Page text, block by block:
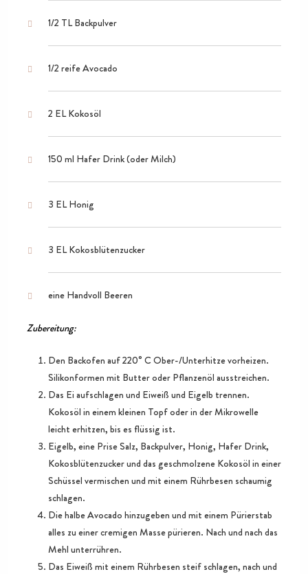
1/2 TL Backpulver
1/2 reife Avocado
2 EL Kokosöl
150 ml Hafer Drink (oder Milch)
3 EL Honig
3 EL Kokosblütenzucker
eine Handvoll Beeren
Zubereitung:
Den Backofen auf 220° C Ober-/Unterhitze vorheizen.
Silikonformen mit Butter oder Pflanzenöl ausstreichen.
Das Ei aufschlagen und Eiweiß und Eigelb trennen.
Kokosöl in einem kleinen Topf oder in der Mikrowelle
leicht erhitzen, bis es flüssig ist.
Eigelb, eine Prise Salz, Backpulver, Honig, Hafer Drink,
Kokosblütenzucker und das geschmolzene Kokosöl in einer
Schüssel vermischen und mit einem Rührbesen schaumig
schlagen.
Die halbe Avocado hinzugeben und mit einem Pürierstab
alles zu einer cremigen Masse pürieren. Nach und nach das
Mehl unterrühren.
Das Eiweiß mit einem Rührbesen steif schlagen, nach und